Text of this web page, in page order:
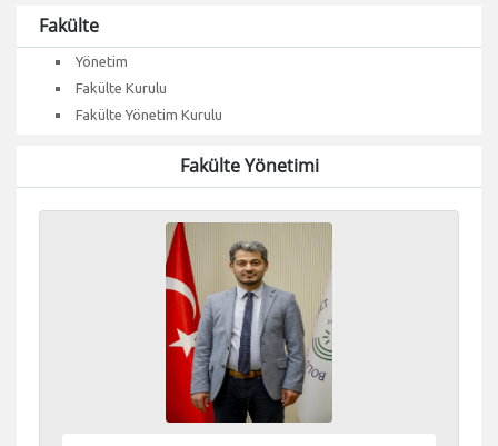
Fakülte
Yönetim
Fakülte Kurulu
Fakülte Yönetim Kurulu
Fakülte Yönetimi